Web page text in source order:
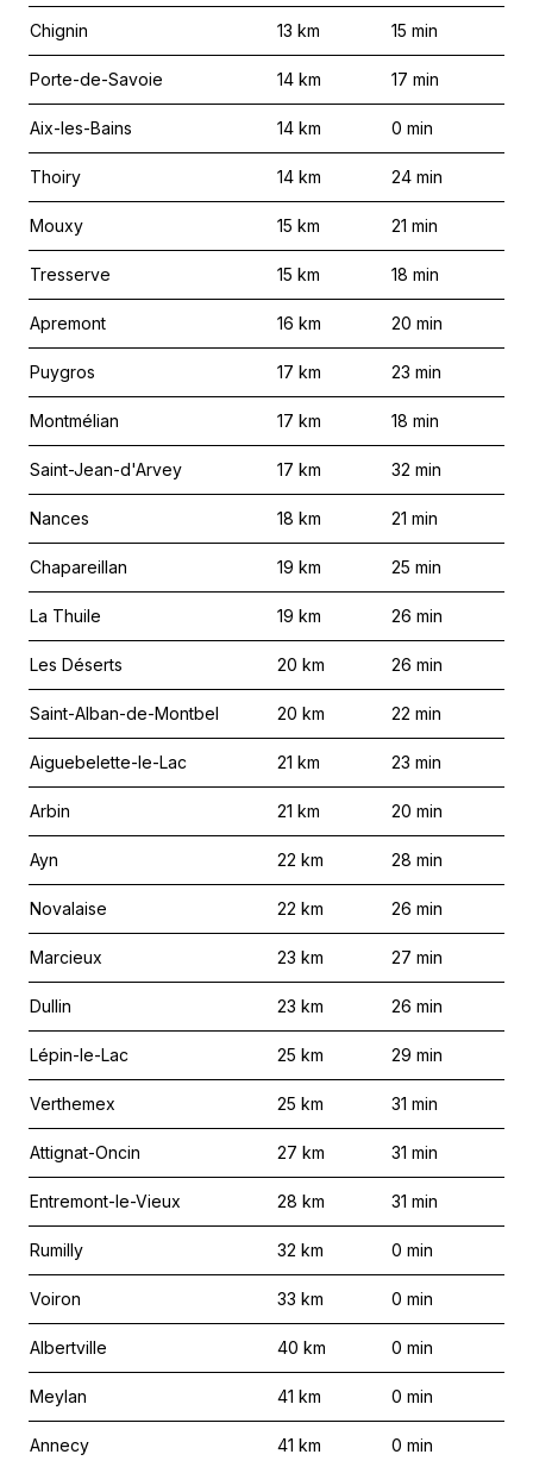
Chignin 13 km 15 min
Porte-de-Savoie 14 km 17 min
Aix-les-Bains 14 km 0 min
Thoiry 14 km 24 min
Mouxy 15 km 21 min
Tresserve 15 km 18 min
Apremont 16 km 20 min
Puygros 17 km 23 min
Montmélian 17 km 18 min
Saint-Jean-d'Arvey 17 km 32 min
Nances 18 km 21 min
Chapareillan 19 km 25 min
La Thuile 19 km 26 min
Les Déserts 20 km 26 min
Saint-Alban-de-Montbel 20 km 22 min
Aiguebelette-le-Lac 21 km 23 min
Arbin 21 km 20 min
Ayn 22 km 28 min
Novalaise 22 km 26 min
Marcieux 23 km 27 min
Dullin 23 km 26 min
Lépin-le-Lac 25 km 29 min
Verthemex 25 km 31 min
Attignat-Oncin 27 km 31 min
Entremont-le-Vieux 28 km 31 min
Rumilly 32 km 0 min
Voiron 33 km 0 min
Albertville 40 km 0 min
Meylan 41 km 0 min
Annecy 41 km 0 min